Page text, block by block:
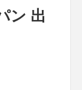
ン 出